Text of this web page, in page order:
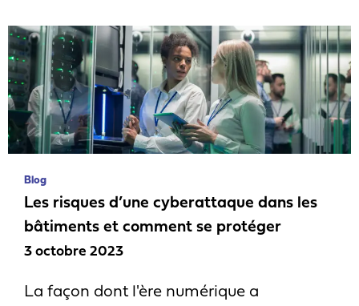
Blog
Les risques d’une cyberattaque dans les
bâtiments et comment se protéger
3 octobre 2023
La façon dont l'ère numérique a